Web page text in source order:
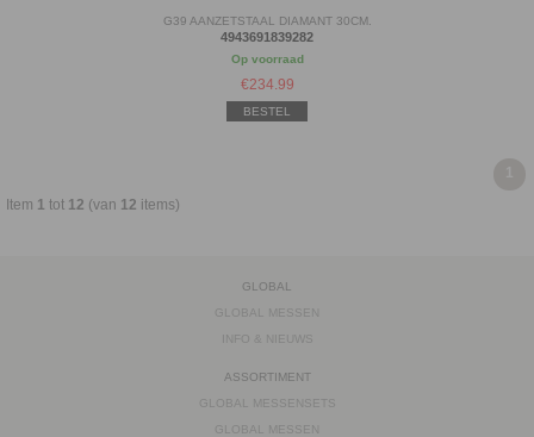
G39 AANZETSTAAL DIAMANT 30CM.
4943691839282
Op voorraad
€234.99
BESTEL
Item 1 tot 12 (van 12 items)
GLOBAL
GLOBAL MESSEN
INFO & NIEUWS
ASSORTIMENT
GLOBAL MESSENSETS
GLOBAL MESSEN